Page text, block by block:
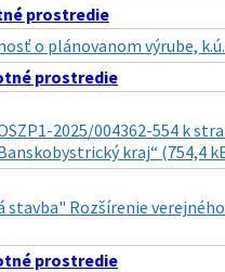
prostredie
o plánovanom výrube,
prostredie
2025/004362-554 k
kraj“ (754,4
stavba" Rozšírenie
prostredie